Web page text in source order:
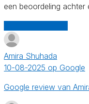
een beoordeling achter
Amira Shuhada
10-08-2025 op Google
Google review van